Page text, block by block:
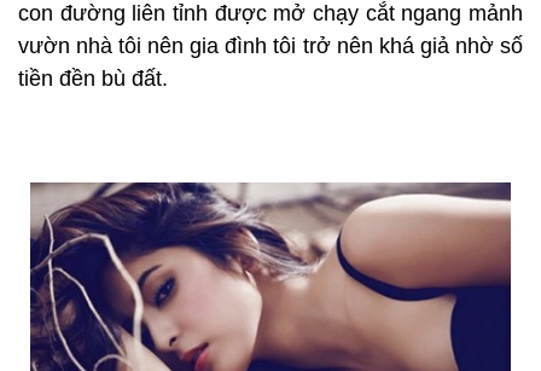
con đường liên tỉnh được mở chạy cắt ngang mảnh
vườn nhà tôi nên gia đình tôi trở nên khá giả nhờ số
tiền đền bù đất.